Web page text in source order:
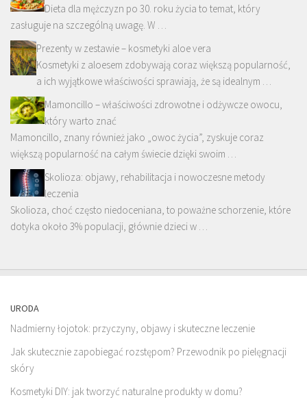
Dieta dla mężczyzn po 30. roku życia to temat, który
zasługuje na szczególną uwagę. W …
Prezenty w zestawie – kosmetyki aloe vera
Kosmetyki z aloesem zdobywają coraz większą popularność,
a ich wyjątkowe właściwości sprawiają, że są idealnym …
Mamoncillo – właściwości zdrowotne i odżywcze owocu,
który warto znać
Mamoncillo, znany również jako „owoc życia”, zyskuje coraz
większą popularność na całym świecie dzięki swoim …
Skolioza: objawy, rehabilitacja i nowoczesne metody
leczenia
Skolioza, choć często niedoceniana, to poważne schorzenie, które
dotyka około 3% populacji, głównie dzieci w …
URODA
Nadmierny łojotok: przyczyny, objawy i skuteczne leczenie
Jak skutecznie zapobiegać rozstępom? Przewodnik po pielęgnacji
skóry
Kosmetyki DIY: jak tworzyć naturalne produkty w domu?